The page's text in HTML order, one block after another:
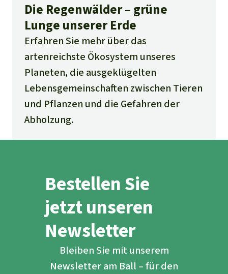
Die Regenwälder – grüne
Lunge unserer Erde
Erfahren Sie mehr über das
artenreichste Ökosystem unseres
Planeten, die ausgeklügelten
Lebensgemeinschaften zwischen Tieren
und Pflanzen und die Gefahren der
Abholzung.
Bestellen Sie
jetzt unseren
Newsletter
Bleiben Sie mit unserem
Newsletter am Ball – für den